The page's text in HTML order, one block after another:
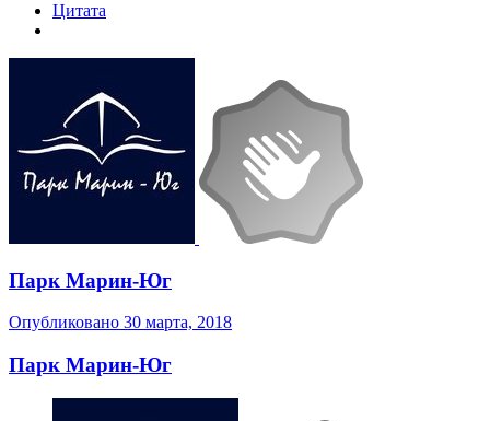
Цитата
Парк Марин-Юг
Опубликовано 30 марта, 2018
Парк Марин-Юг